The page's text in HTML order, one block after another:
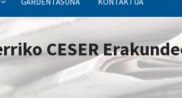
CESER